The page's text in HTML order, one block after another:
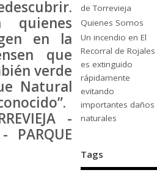
en la
que
verde
Natural
de Torrevieja
Quienes Somos
Un incendio en El
Recorral de Rojales
es extinguido
rápidamente
evitando
importantes daños
naturales
Tags